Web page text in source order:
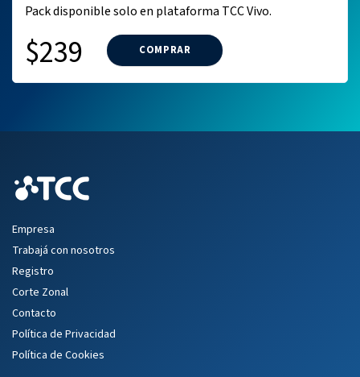
Pack disponible solo en plataforma TCC Vivo.
$239 COMPRAR
Empresa
Trabajá con nosotros
Registro
Corte Zonal
Contacto
Política de Privacidad
Política de Cookies